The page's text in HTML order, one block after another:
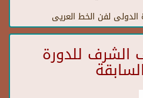
الدولى لفن الخط العريى
الشرف للدورة